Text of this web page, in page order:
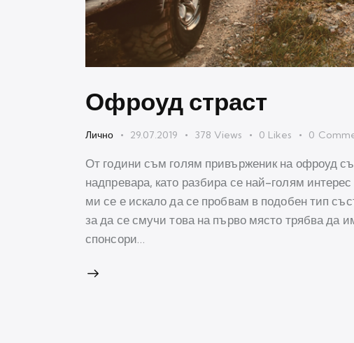
Офроуд страст
Лично 29.07.2019 378 Views 0 Likes 0
От години съм голям привърженик на офроуд
надпревара, като разбира се най-голям
ми се е искало да се пробвам в подобен тип
за да се смучи това на първо място трябва да
спонсори…